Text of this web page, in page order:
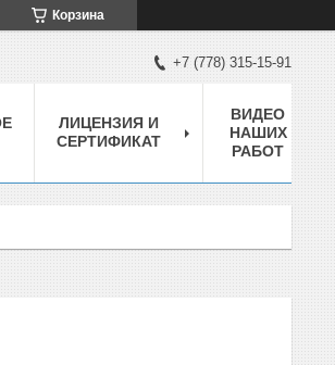
Корзина
+7 (778) 315-15-91
ЛИЦЕНЗИЯ И
СЕРТИФИКАТ
ВИДЕО
НАШИХ
РАБОТ